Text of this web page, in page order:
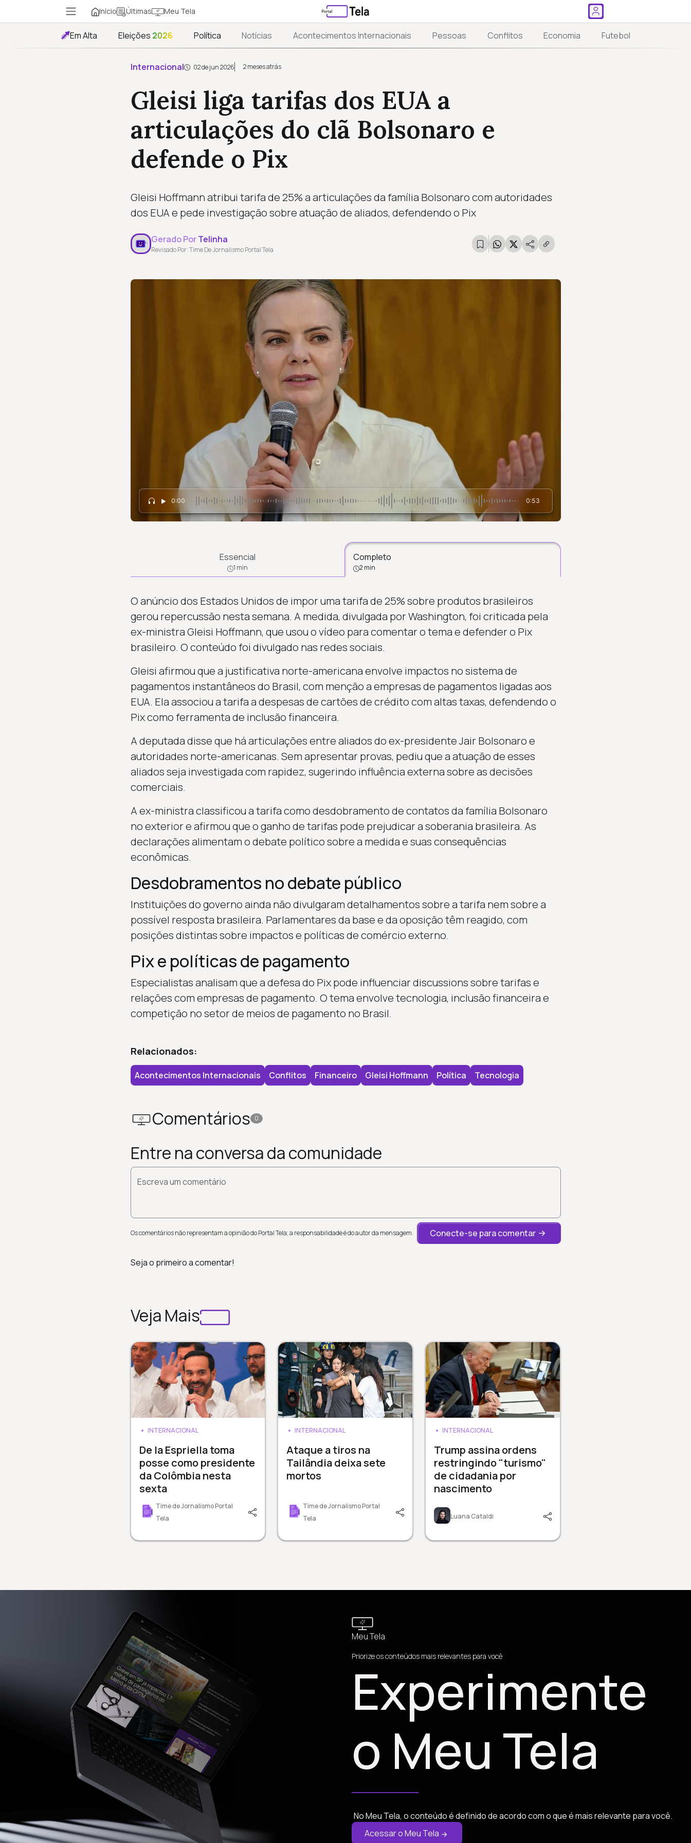
Início Últimas Meu Tela
Em Alta Eleições 2026 Política Notícias Acontecimentos Internacionais Pessoas Conflitos Economia Futebol
Internacional 02 de jun 2026 2 meses atrás
Gleisi liga tarifas dos EUA a
articulações do clã Bolsonaro e
defende o Pix
Gleisi Hoffmann atribui tarifa de 25% a articulações da família Bolsonaro com autoridades
dos EUA e pede investigação sobre atuação de aliados, defendendo o Pix
Gerado PorTelinha
Revisado Por: Time De Jornalismo Portal Tela
0:00 0:53
Essencial
1 min
Completo
2 min
O anúncio dos Estados Unidos de impor uma tarifa de 25% sobre produtos brasileiros
gerou repercussão nesta semana. A medida, divulgada por Washington, foi criticada pela
ex-ministra Gleisi Hoffmann, que usou o vídeo para comentar o tema e defender o Pix
brasileiro. O conteúdo foi divulgado nas redes sociais.
Gleisi afirmou que a justificativa norte-americana envolve impactos no sistema de
pagamentos instantâneos do Brasil, com menção a empresas de pagamentos ligadas aos
EUA. Ela associou a tarifa a despesas de cartões de crédito com altas taxas, defendendo o
Pix como ferramenta de inclusão financeira.
A deputada disse que há articulações entre aliados do ex-presidente Jair Bolsonaro e
autoridades norte-americanas. Sem apresentar provas, pediu que a atuação de esses
aliados seja investigada com rapidez, sugerindo influência externa sobre as decisões
comerciais.
A ex-ministra classificou a tarifa como desdobramento de contatos da família Bolsonaro
no exterior e afirmou que o ganho de tarifas pode prejudicar a soberania brasileira. As
declarações alimentam o debate político sobre a medida e suas consequências
econômicas.
Desdobramentos no debate público
Instituições do governo ainda não divulgaram detalhamentos sobre a tarifa nem sobre a
possível resposta brasileira. Parlamentares da base e da oposição têm reagido, com
posições distintas sobre impactos e políticas de comércio externo.
Pix e políticas de pagamento
Especialistas analisam que a defesa do Pix pode influenciar discussions sobre tarifas e
relações com empresas de pagamento. O tema envolve tecnologia, inclusão financeira e
competição no setor de meios de pagamento no Brasil.
Relacionados:
Acontecimentos Internacionais Conflitos Financeiro Gleisi Hoffmann Política Tecnologia
Comentários 0
Entre na conversa da comunidade
Escreva um comentário
Os comentários não representam a opinião do Portal Tela; a responsabilidade é do autor da mensagem. Conecte-se para comentar
Seja o primeiro a comentar!
Veja Mais
INTERNACIONAL
De la Espriella toma
posse como presidente
da Colômbia nesta
sexta
Time de Jornalismo Portal
Tela
INTERNACIONAL
Ataque a tiros na
Tailândia deixa sete
mortos
Time de Jornalismo Portal
Tela
INTERNACIONAL
Trump assina ordens
restringindo "turismo"
de cidadania por
nascimento
Luana Cataldi
Meu Tela
Priorize os conteúdos mais relevantes para você
Experimente
o Meu Tela
No Meu Tela, o conteúdo é definido de acordo com o que é mais relevante para você.
Acessar o Meu Tela